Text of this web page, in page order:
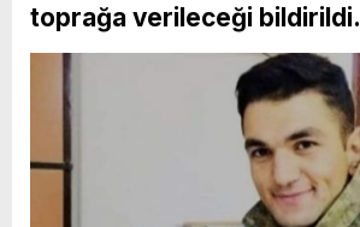
toprağa verileceği bildirildi.